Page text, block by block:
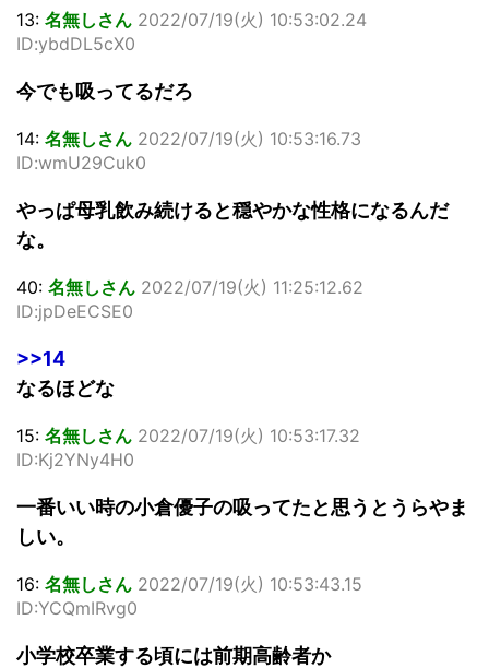
13: 名無しさん 2022/07/19(火) 10:53:02.24
ID:ybdDL5cX0
今でも吸ってるだろ
14: 名無しさん 2022/07/19(火) 10:53:16.73
ID:wmU29Cuk0
やっぱ母乳飲み続けると穏やかな性格になるんだ
な。
40: 名無しさん 2022/07/19(火) 11:25:12.62
ID:jpDeECSE0
>>14
なるほどな
15: 名無しさん 2022/07/19(火) 10:53:17.32
ID:Kj2YNy4H0
一番いい時の小倉優子の吸ってたと思うとうらやま
しい。
16: 名無しさん 2022/07/19(火) 10:53:43.15
ID:YCQmIRvg0
小学校卒業する頃には前期高齢者か